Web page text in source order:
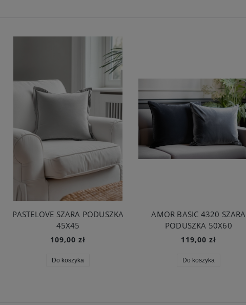
PASTELOVE SZARA PODUSZKA
45X45
109,00 zł
Do koszyka
AMOR BASIC 4320 SZARA
PODUSZKA 50X60
119,00 zł
Do koszyka